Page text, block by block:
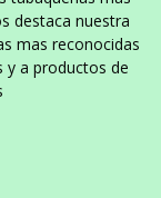
destaca nuestra
mas reconocidas
y a productos de